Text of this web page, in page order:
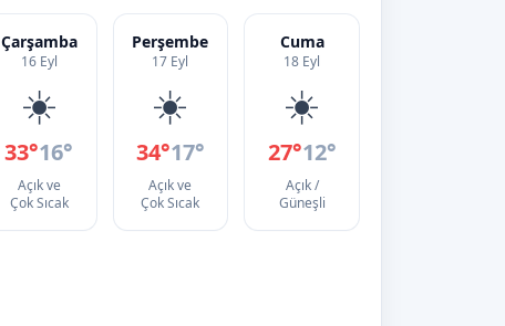
Çarşamba
16 Eyl
☀️
33°16°
Açık ve
Çok Sıcak
Perşembe
17 Eyl
☀️
34°17°
Açık ve
Çok Sıcak
Cuma
18 Eyl
☀️
27°12°
Açık /
Güneşli